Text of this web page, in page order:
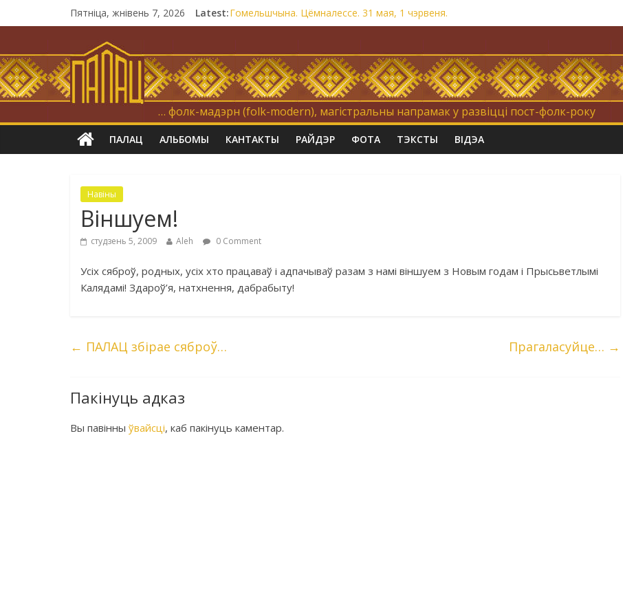
Пятніца, жнівень 7, 2026 Latest:Гомельшчына. Цёмналессе. 31 мая, 1 чэрвеня.
Нічога не дарэмна. Невыносна балюча нараджаецца беларуская палітычная нацыя.
21 снежня
Новы самотнік «Коцік-бомж»
… фолк-мадэрн (folk-modern), магістральны напрамак у развіцці пост-фолк-року
ПАЛАЦ АЛЬБОМЫ КАНТАКТЫ РАЙДЭР ФОТА ТЭКСТЫ ВІДЭА
Навіны
Віншуем!
студзень 5, 2009 Aleh 0 Comment
Усіх сяброў, родных, усіх хто працаваў і адпачываў разам з намі віншуем з Новым годам і Прысьветлымі
Калядамі! Здароў’я, натхнення, дабрабыту!
← ПАЛАЦ збірае сяброў… Прагаласуйце… →
Пакінуць адказ
Вы павінны ўвайсці, каб пакінуць каментар.